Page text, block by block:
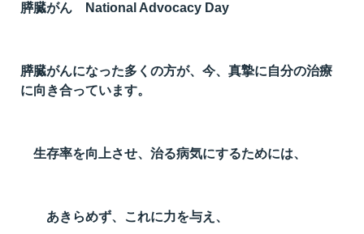
膵臓がん National Advocacy Day
膵臓がんになった多くの方が、今、真摯に自分の治療
に向き合っています。
生存率を向上させ、治る病気にするためには、
あきらめず、これに力を与え、